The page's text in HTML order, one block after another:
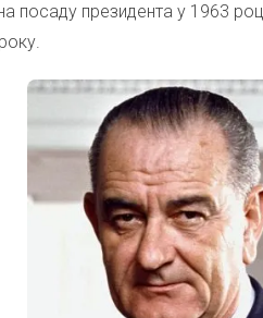
посаду президента у 1963